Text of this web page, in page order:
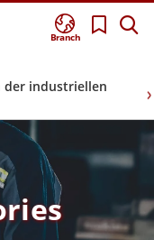
Branch
der industriellen